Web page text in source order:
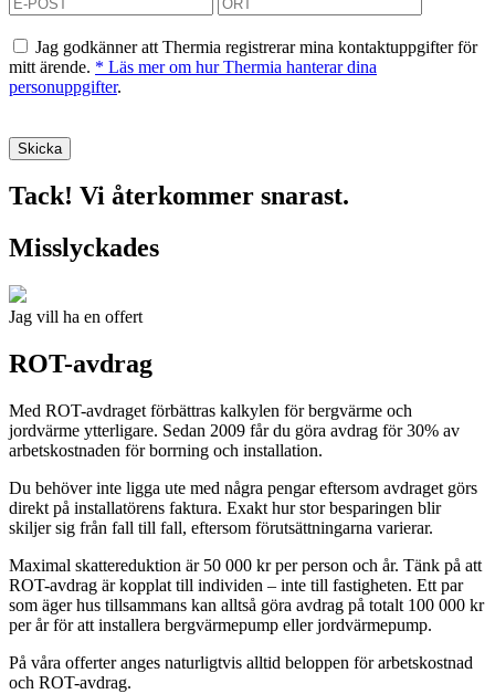
Jag godkänner att Thermia registrerar mina kontaktuppgifter för
mitt ärende. * Läs mer om hur Thermia hanterar dina
personuppgifter.
Tack! Vi återkommer snarast.
Misslyckades
Jag vill ha en offert
ROT-avdrag
Med ROT-avdraget förbättras kalkylen för bergvärme och
jordvärme ytterligare. Sedan 2009 får du göra avdrag för 30% av
arbetskostnaden för borrning och installation.
Du behöver inte ligga ute med några pengar eftersom avdraget görs
direkt på installatörens faktura. Exakt hur stor besparingen blir
skiljer sig från fall till fall, eftersom förutsättningarna varierar.
Maximal skattereduktion är 50 000 kr per person och år. Tänk på att
ROT-avdrag är kopplat till individen – inte till fastigheten. Ett par
som äger hus tillsammans kan alltså göra avdrag på totalt 100 000 kr
per år för att installera bergvärmepump eller jordvärmepump.
På våra offerter anges naturligtvis alltid beloppen för arbetskostnad
och ROT-avdrag.